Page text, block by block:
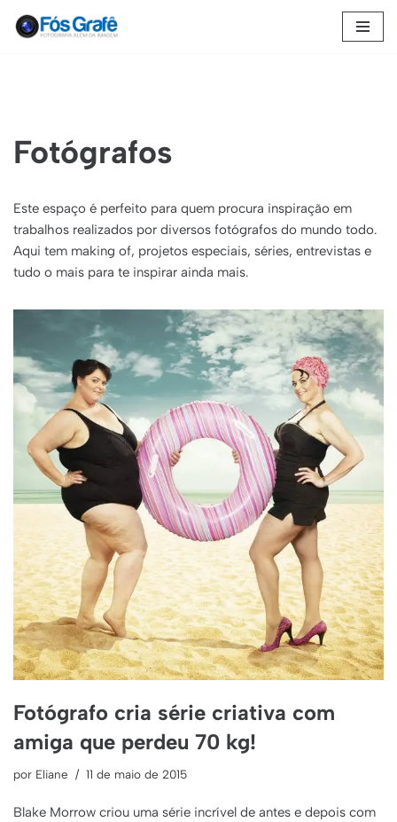
Fotógrafos
Este espaço é perfeito para quem procura inspiração em
trabalhos realizados por diversos fotógrafos do mundo todo.
Aqui tem making of, projetos especiais, séries, entrevistas e
tudo o mais para te inspirar ainda mais.
Fotógrafo cria série criativa com
amiga que perdeu 70 kg!
por Eliane 11 de maio de 2015
Blake Morrow criou uma série incrível de antes e depois com